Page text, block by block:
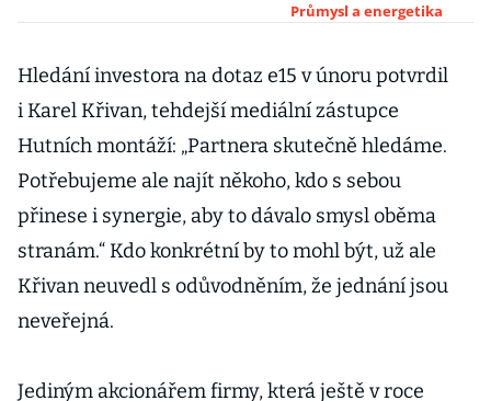
Gearworks
GMC tech
Průmysl a energetika
Hledání investora na dotaz e15 v únoru potvrdil
i Karel Křivan, tehdejší mediální zástupce
Hutních montáží: „Partnera skutečně hledáme.
Potřebujeme ale najít někoho, kdo s sebou
přinese i synergie, aby to dávalo smysl oběma
stranám.“ Kdo konkrétní by to mohl být, už ale
Křivan neuvedl s odůvodněním, že jednání jsou
neveřejná.
Jediným akcionářem firmy, která ještě v roce